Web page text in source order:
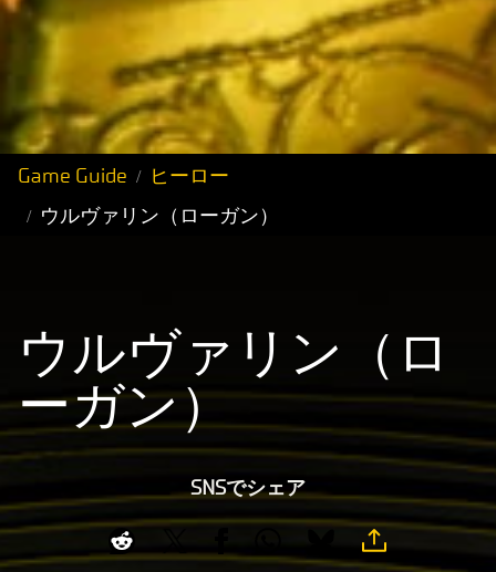
Game Guide
ヒーロー
ウルヴァリン（ローガン）
ウルヴァリン（ロ
ーガン）
SNSでシェア